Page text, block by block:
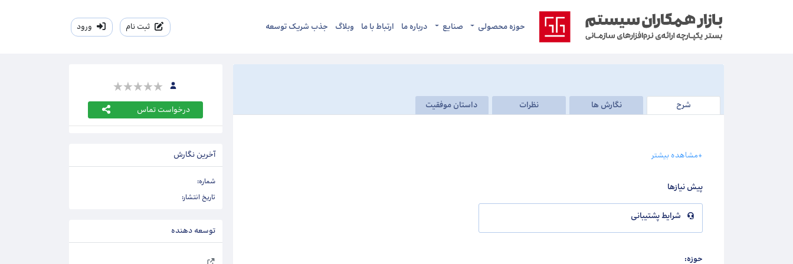
حوزه محصولی صنایع درباره ما ارتباط با ما وبلاگ جذب شریک توسعه ثبت نام ورود
شرح نگارش ها نظرات داستان موفقیت
+مشاهده بیشتر
پیش نیازها
شرایط پشتیبانی
حوزه:
درخواست تماس
آخرین نگارش
شماره:
تاریخ انتشار:
توسعه دهنده